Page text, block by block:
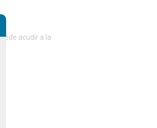
acudir a la